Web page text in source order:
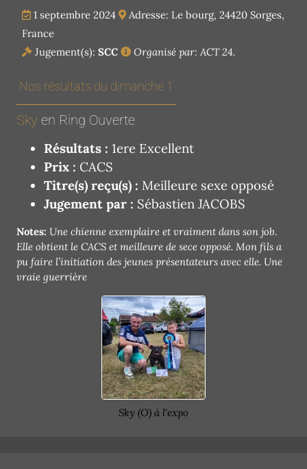
1 septembre 2024
Adresse: Le bourg, 24420 Sorges,
France
Jugement(s): SCC Organisé par: ACT 24.
Nos résultats du dimanche 1
Sky en Ring Ouverte
Résultats : 1ere Excellent
Prix : CACS
Titre(s) reçu(s) : Meilleure sexe opposé
Jugement par : Sébastien JACOBS
Notes: Une chienne exemplaire et vraiment dans son job.
Elle obtient le CACS et meilleure de sece opposé. Mon fils a
pu faire l’initiation des jeunes présentateurs avec elle. Une
vraie guerrière
Sky (O) à l'expo